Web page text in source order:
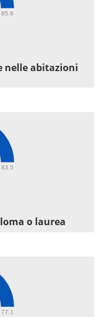
85.6
nelle abitazioni
83.5
o laurea
77.1